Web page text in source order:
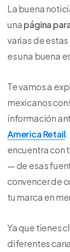
La buena
una página
varias de estas
es una buena
Te vamos a
mexicanos
información
America Retail.
encuentra con
— de esas
convencer de
tu marca en
Ya que tienes
diferentes